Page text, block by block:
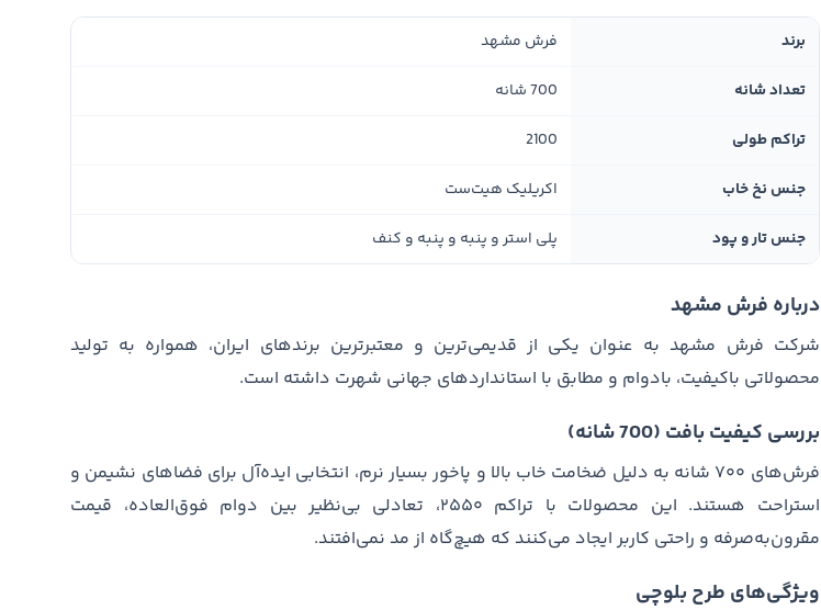
برند فرش مشهد
تعداد شانه 700 شانه
تراکم طولی 2100
جنس نخ خاب اکریلیک هیت‌ست
جنس تار و پود پلی استر و پنبه و پنبه و کنف
درباره فرش مشهد
شرکت فرش مشهد به عنوان یکی از قدیمی‌ترین و معتبرترین برندهای ایران، همواره به تولید
محصولاتی باکیفیت، بادوام و مطابق با استانداردهای جهانی شهرت داشته است.
بررسی کیفیت بافت (700 شانه)
فرش‌های ۷۰۰ شانه به دلیل ضخامت خاب بالا و پاخور بسیار نرم، انتخابی ایده‌آل برای فضاهای نشیمن و
استراحت هستند. این محصولات با تراکم ۲۵۵۰، تعادلی بی‌نظیر بین دوام فوق‌العاده، قیمت
مقرون‌به‌صرفه و راحتی کاربر ایجاد می‌کنند که هیچ‌گاه از مد نمی‌افتند.
ویژگی‌های طرح بلوچی